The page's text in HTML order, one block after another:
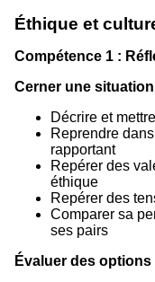
Éthique et
Compétence 1 :
Cerner une
Décrire et
Reprendre
rapportant
Repérer des
éthique
Repérer des
Comparer sa
ses pairs
Évaluer des